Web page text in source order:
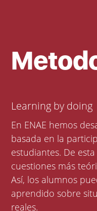
Learning by doing
En ENAE hemos
basada en la
estudiantes. De esta forma, se combinan las
cuestiones más
Así, los alumnos pueden poner en
aprendido sobre
reales.